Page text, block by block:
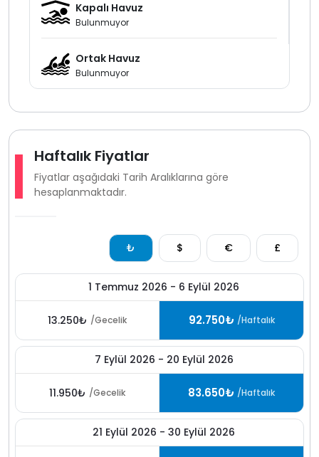
Kapalı Havuz
Bulunmuyor
Ortak Havuz
Bulunmuyor
Haftalık Fiyatlar
Fiyatlar aşağıdaki Tarih Aralıklarına göre
hesaplanmaktadır.
₺ $ € £
1 Temmuz 2026 - 6 Eylül 2026
13.250₺ /Gecelik 92.750₺ /Haftalık
7 Eylül 2026 - 20 Eylül 2026
11.950₺ /Gecelik 83.650₺ /Haftalık
21 Eylül 2026 - 30 Eylül 2026